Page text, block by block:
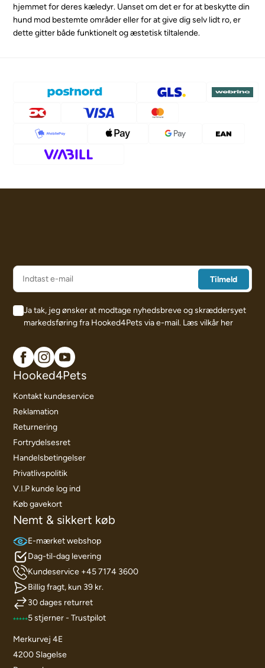
hjemmet for deres kæledyr. Uanset om det er for at beskytte din
hund mod bestemte områder eller for at give dig selv lidt ro, er
dette gitter både funktionelt og æstetisk tiltalende.
Ja tak, jeg ønsker at modtage nyhedsbreve og skræddersyet
markedsføring fra Hooked4Pets via e-mail. Læs vilkår her
Hooked4Pets
Kontakt kundeservice
Reklamation
Returnering
Fortrydelsesret
Handelsbetingelser
Privatlivspolitik
V.I.P kunde log ind
Køb gavekort
Nemt & sikkert køb
E-mærket webshop
Dag-til-dag levering
Kundeservice +45 7174 3600
Billig fragt, kun 39 kr.
30 dages returret
5 stjerner - Trustpilot
Merkurvej 4E
4200 Slagelse